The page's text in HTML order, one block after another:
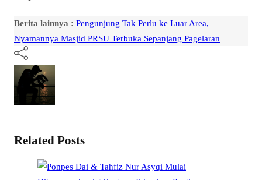
Berita lainnya : Pengunjung Tak Perlu ke Luar Area,
Nyamannya Masjid PRSU Terbuka Sepanjang Pagelaran
Related Posts